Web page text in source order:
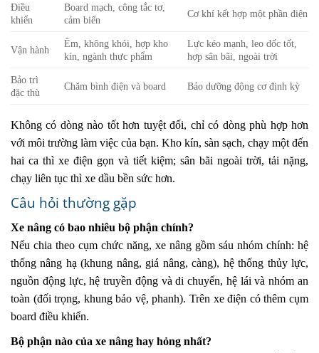
Điều
khiển
Board mạch, công tắc tơ,
cảm biến
Cơ khí kết hợp một phần điện
Vận hành
Êm, không khói, hợp kho
kín, ngành thực phẩm
Lực kéo mạnh, leo dốc tốt,
hợp sân bãi, ngoài trời
Bảo trì
đặc thù
Chăm bình điện và board Bảo dưỡng động cơ định kỳ
Không có dòng nào tốt hơn tuyệt đối, chỉ có dòng phù hợp hơn
với môi trường làm việc của bạn. Kho kín, sàn sạch, chạy một đến
hai ca thì xe điện gọn và tiết kiệm; sân bãi ngoài trời, tải nặng,
chạy liên tục thì xe dầu bền sức hơn.
Câu hỏi thường gặp
Xe nâng có bao nhiêu bộ phận chính?
Nếu chia theo cụm chức năng, xe nâng gồm sáu nhóm chính: hệ
thống nâng hạ (khung nâng, giá nâng, càng), hệ thống thủy lực,
nguồn động lực, hệ truyền động và di chuyển, hệ lái và nhóm an
toàn (đối trọng, khung bảo vệ, phanh). Trên xe điện có thêm cụm
board điều khiển.
Bộ phận nào của xe nâng hay hỏng nhất?